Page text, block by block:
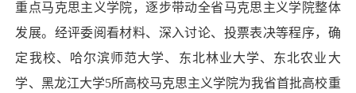
重点马克思主义学院，逐步带动全省马克思主义学院整体
发展。经评委阅看材料、深入讨论、投票表决等程序，确
定我校、哈尔滨师范大学、东北林业大学、东北农业大
学、黑龙江大学5所高校马克思主义学院为我省首批高校重